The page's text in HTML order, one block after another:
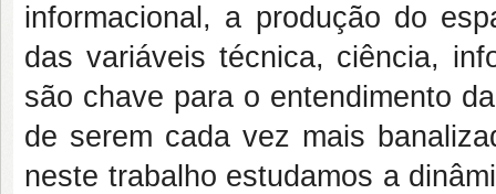
informacional, a produção do
das variáveis técnica, ciência,
são chave para o entendimento
de serem cada vez mais
neste trabalho estudamos a